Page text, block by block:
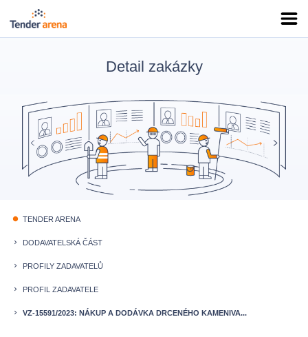
Detail zakázky
fiber_manual_record TENDER ARENA
keyboard_arrow_right DODAVATELSKÁ ČÁST
keyboard_arrow_right PROFILY ZADAVATELŮ
keyboard_arrow_right PROFIL ZADAVATELE
keyboard_arrow_right VZ-15591/2023: NÁKUP A DODÁVKA DRCENÉHO KAMENIVA...